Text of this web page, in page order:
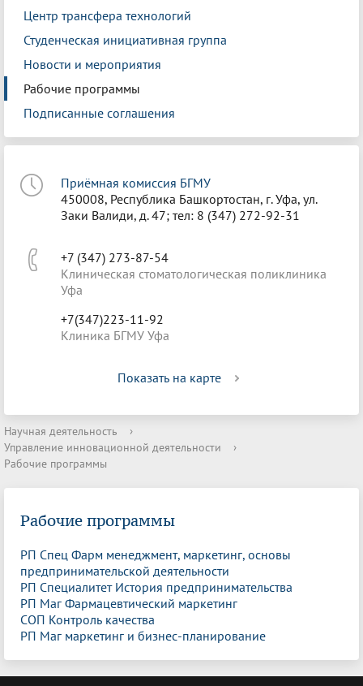
Центр трансфера технологий
Студенческая инициативная группа
Новости и мероприятия
Рабочие программы
Подписанные соглашения
Приёмная комиссия БГМУ
450008, Республика Башкортостан, г. Уфа, ул.
Заки Валиди, д. 47; тел: 8 (347) 272-92-31
+7 (347) 273-87-54
Клиническая стоматологическая поликлиника
Уфа
+7(347)223-11-92
Клиника БГМУ Уфа
Показать на карте
Научная деятельность
›
Управление инновационной деятельности
›
Рабочие программы
Рабочие программы
РП Спец Фарм менеджмент, маркетинг, основы
предпринимательской деятельности
РП Специалитет История предпринимательства
РП Маг Фармацевтический маркетинг
СОП Контроль качества
РП Маг маркетинг и бизнес-планирование